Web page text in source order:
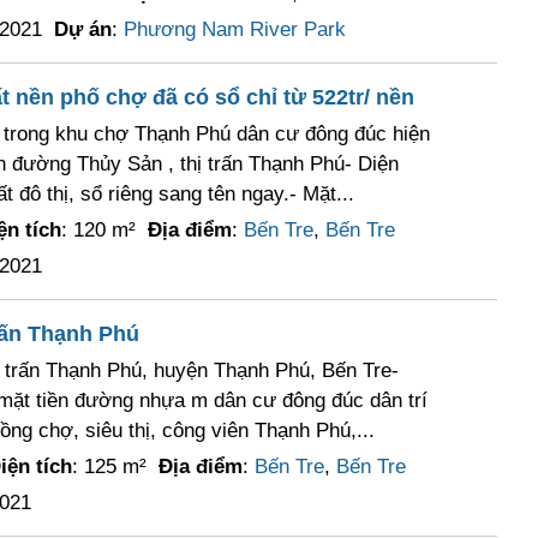
Dự án: Phương Nam River Park
phố chợ đã có sổ chỉ từ 522tr/ nền
khu chợ Thạnh Phú dân cư đông đúc hiện
Thủy Sản , thị trấn Thạnh Phú- Diện
đô thị, sổ riêng sang tên ngay.- Mặt...
tích: 120 m² Địa điểm: Bến Tre, Bến Tre
Thạnh Phú
Thạnh Phú, huyện Thạnh Phú, Bến Tre-
tiền đường nhựa m dân cư đông đúc dân trí
chợ, siêu thị, công viên Thạnh Phú,...
tích: 125 m² Địa điểm: Bến Tre, Bến Tre